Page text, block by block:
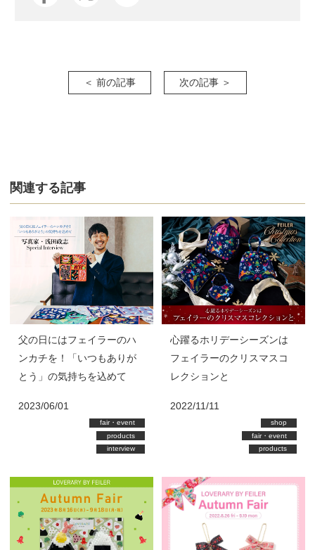
＜ 前の記事 次の記事 ＞
関連する記事
父の日にはフェイラーのハ
ンカチを！「いつもありが
とう」の気持ちを込めて
Interview
2023/06/01
fair・event
products
interview
心躍るホリデーシーズンは
フェイラーのクリスマスコ
レクションと
2022/11/11
shop
fair・event
products